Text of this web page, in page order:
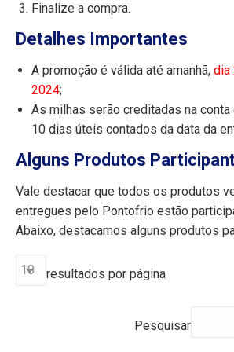
Finalize a compra.
Detalhes Importantes
A promoção é válida até amanhã, dia
2024;
As milhas serão creditadas na
10 dias úteis contados da data da
Alguns Produtos
Vale destacar que todos os produtos
entregues pelo Pontofrio estão
Abaixo, destacamos alguns produtos
resultados por página
Pesquisar